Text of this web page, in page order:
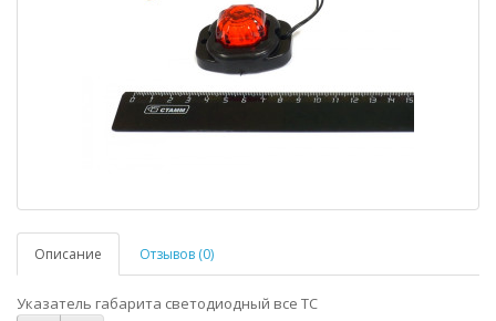
Описание Отзывов (0)
Указатель габарита светодиодный все ТС